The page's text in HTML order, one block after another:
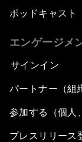
ポッドキャスト
エンゲージメ
サインイン
パートナー（組
参加する（個人
プレスリリース